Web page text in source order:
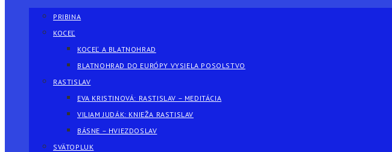
PRIBINA
KOCEĽ
KOCEĽ A BLATNOHRAD
BLATNOHRAD DO EURÓPY VYSIELA POSOLSTVO
RASTISLAV
EVA KRISTINOVÁ: RASTISLAV – MEDITÁCIA
VILIAM JUDÁK: KNIEŽA RASTISLAV
BÁSNE – HVIEZDOSLAV
SVÄTOPLUK